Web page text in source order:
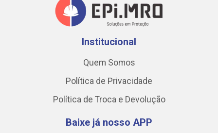
Institucional
Quem Somos
Política de Privacidade
Política de Troca e Devolução
Baixe já nosso APP